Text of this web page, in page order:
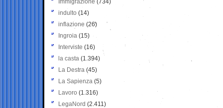
Immigrazione (734)
indulto (14)
inflazione (26)
Ingroia (15)
Interviste (16)
la casta (1.394)
La Destra (45)
La Sapienza (5)
Lavoro (1.316)
LegaNord (2.411)